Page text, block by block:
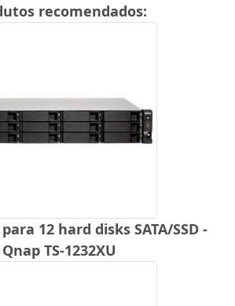
recomendados:
12 hard disks SATA/SSD -
Qnap TS-1232XU